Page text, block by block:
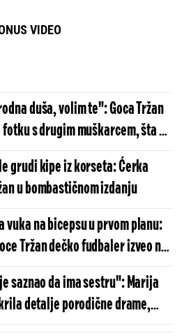
VIDEO
duša, volim te": Goca Tržan
s drugim muškarcem, šta će
grudi kipe iz korseta: Ćerka
u bombastičnom izdanju
vuka na bicepsu u prvom planu:
Tržan dečko fudbaler izveo na
saznao da ima sestru": Marija
detalje porodične drame,
i Gocu Tržan